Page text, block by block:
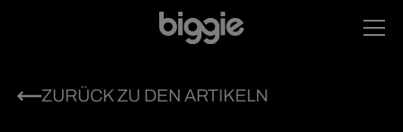
ZURÜCK ZU DEN ARTIKELN